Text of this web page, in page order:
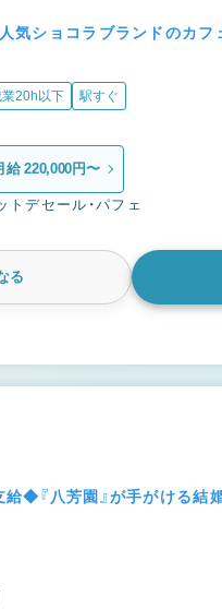
ショコラブランドのカフ
業20h以下 駅すぐ
給 220,000円〜
トデセール・パフェ
る
◆『八芳園』が手がける結